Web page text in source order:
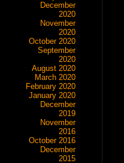
December
2020
November
2020
October 2020
September
2020
August 2020
March 2020
February 2020
January 2020
December
2019
November
2016
October 2016
December
2015